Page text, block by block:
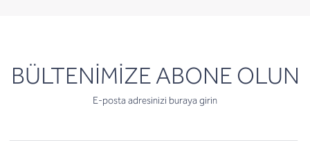
BÜLTENİMİZE ABONE OLUN
E-posta adresinizi buraya girin
newsletter